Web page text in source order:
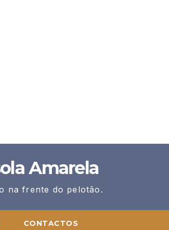
Amarela
na frente do pelotão.
CONTACTOS